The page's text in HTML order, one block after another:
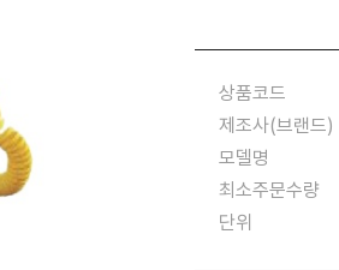
상품코드
제조사(브랜드)
모델명
최소주문수량
단위